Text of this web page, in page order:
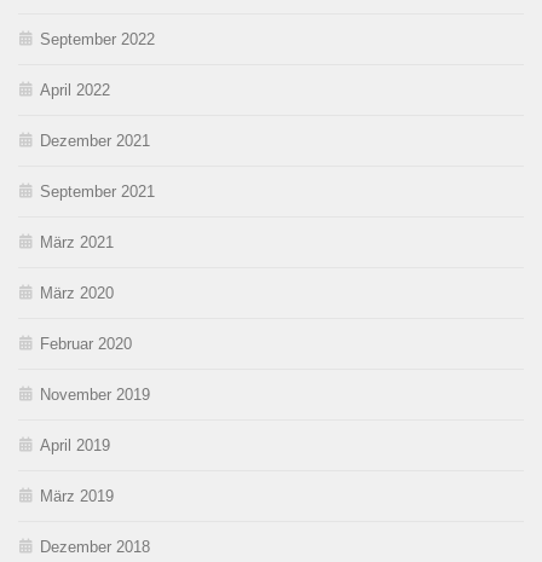
September 2022
April 2022
Dezember 2021
September 2021
März 2021
März 2020
Februar 2020
November 2019
April 2019
März 2019
Dezember 2018